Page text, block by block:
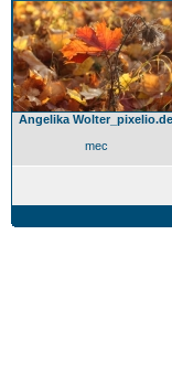
Angelika Wolter_pixelio.de
mec